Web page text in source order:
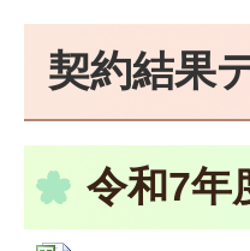
契約結果
令和7年